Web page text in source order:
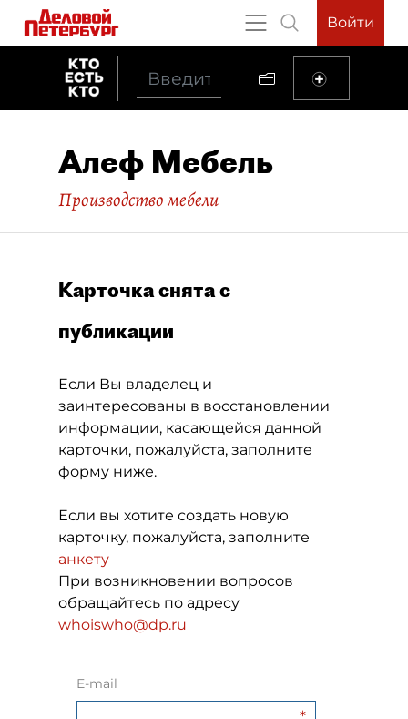
Войти
Алеф Мебель
Производство мебели
Карточка снята с
публикации
Если Вы владелец и
заинтересованы в восстановлении
информации, касающейся данной
карточки, пожалуйста, заполните
форму ниже.
Если вы хотите создать новую
карточку, пожалуйста, заполните
анкету
При возникновении вопросов
обращайтесь по адресу
whoiswho@dp.ru
E-mail